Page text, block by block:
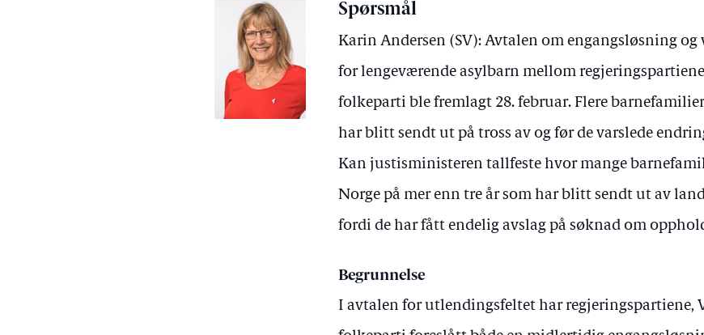
Spørsmål
Karin Andersen (SV): Avtalen om engangsløsning
for lengeværende asylbarn mellom
folkeparti ble fremlagt 28. februar. Flere
har blitt sendt ut på tross av og før de varslede
Kan justisministeren tallfeste hvor mange
Norge på mer enn tre år som har blitt sendt ut av
fordi de har fått endelig avslag på søknad om
Begrunnelse
I avtalen for utlendingsfeltet har regjeringspartiene,